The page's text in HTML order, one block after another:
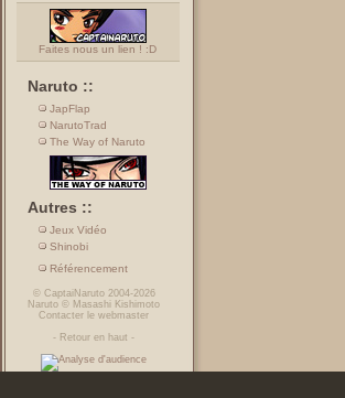
Faites nous un lien ! :D
Naruto ::
JapFlap
NarutoTrad
The Way of Naruto
Autres ::
Jeux Vidéo
Shinobi
Référencement
© CaptaiNaruto2004-2026
Naruto © Masashi Kishimoto
Contacter le webmaster
- Retour en haut -